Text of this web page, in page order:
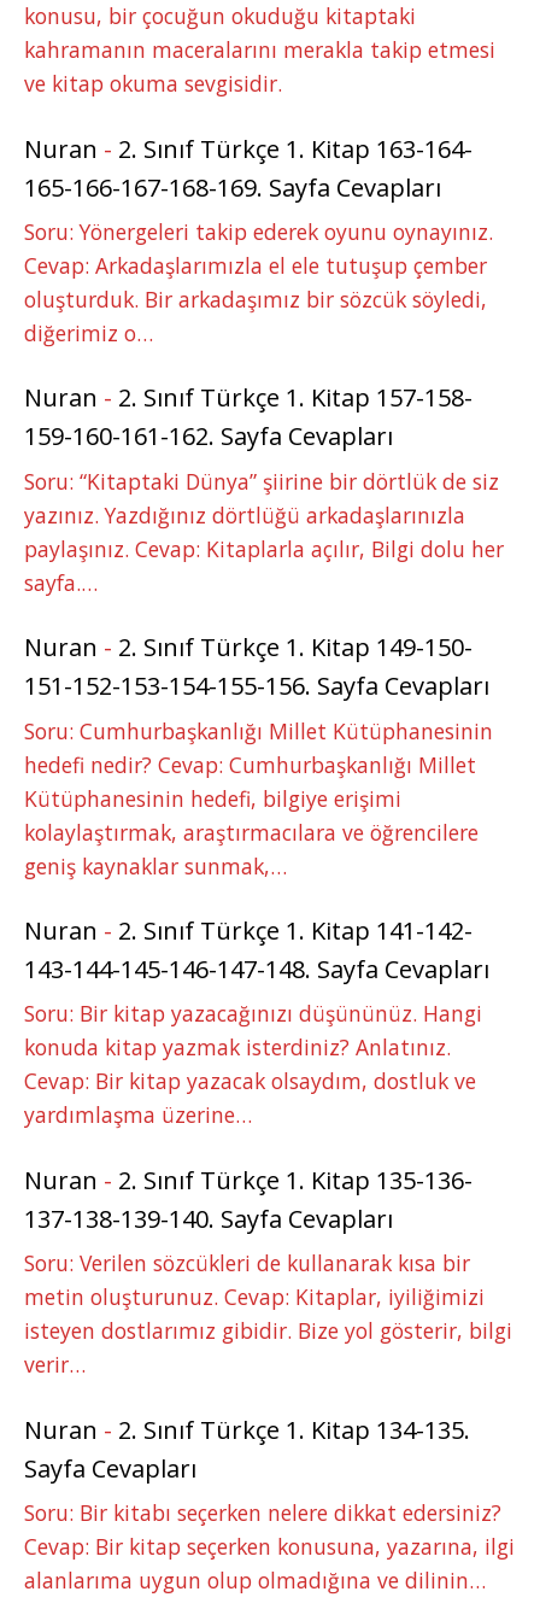
konusu, bir çocuğun okuduğu kitaptaki
kahramanın maceralarını merakla takip etmesi
ve kitap okuma sevgisidir.
Nuran - 2. Sınıf Türkçe 1. Kitap 163-164-
165-166-167-168-169. Sayfa Cevapları
Soru: Yönergeleri takip ederek oyunu oynayınız.
Cevap: Arkadaşlarımızla el ele tutuşup çember
oluşturduk. Bir arkadaşımız bir sözcük söyledi,
diğerimiz o…
Nuran - 2. Sınıf Türkçe 1. Kitap 157-158-
159-160-161-162. Sayfa Cevapları
Soru: “Kitaptaki Dünya” şiirine bir dörtlük de siz
yazınız. Yazdığınız dörtlüğü arkadaşlarınızla
paylaşınız. Cevap: Kitaplarla açılır, Bilgi dolu her
sayfa.…
Nuran - 2. Sınıf Türkçe 1. Kitap 149-150-
151-152-153-154-155-156. Sayfa Cevapları
Soru: Cumhurbaşkanlığı Millet Kütüphanesinin
hedefi nedir? Cevap: Cumhurbaşkanlığı Millet
Kütüphanesinin hedefi, bilgiye erişimi
kolaylaştırmak, araştırmacılara ve öğrencilere
geniş kaynaklar sunmak,…
Nuran - 2. Sınıf Türkçe 1. Kitap 141-142-
143-144-145-146-147-148. Sayfa Cevapları
Soru: Bir kitap yazacağınızı düşününüz. Hangi
konuda kitap yazmak isterdiniz? Anlatınız.
Cevap: Bir kitap yazacak olsaydım, dostluk ve
yardımlaşma üzerine…
Nuran - 2. Sınıf Türkçe 1. Kitap 135-136-
137-138-139-140. Sayfa Cevapları
Soru: Verilen sözcükleri de kullanarak kısa bir
metin oluşturunuz. Cevap: Kitaplar, iyiliğimizi
isteyen dostlarımız gibidir. Bize yol gösterir, bilgi
verir…
Nuran - 2. Sınıf Türkçe 1. Kitap 134-135.
Sayfa Cevapları
Soru: Bir kitabı seçerken nelere dikkat edersiniz?
Cevap: Bir kitap seçerken konusuna, yazarına, ilgi
alanlarıma uygun olup olmadığına ve dilinin…